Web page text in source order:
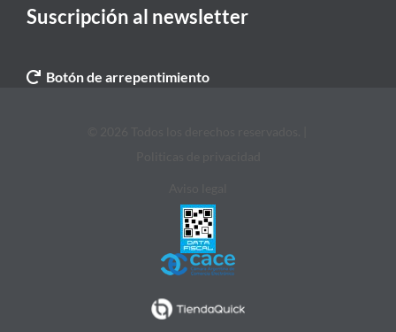
Suscripción al newsletter
Botón de arrepentimiento